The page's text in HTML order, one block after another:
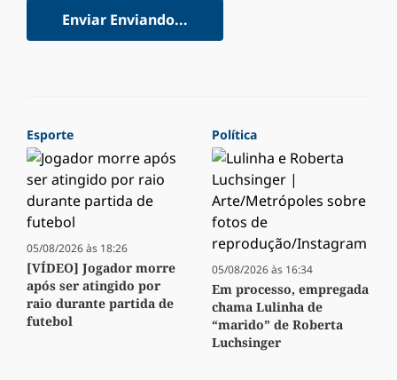
Enviar Enviando...
Esporte
05/08/2026 às 18:26
[VÍDEO] Jogador morre
após ser atingido por
raio durante partida de
futebol
Política
05/08/2026 às 16:34
Em processo, empregada
chama Lulinha de
“marido” de Roberta
Luchsinger